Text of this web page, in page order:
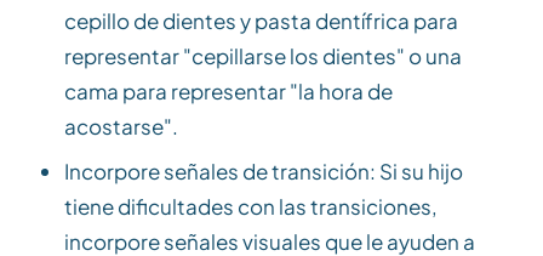
cepillo de dientes y pasta dentífrica para
representar "cepillarse los dientes" o una
cama para representar "la hora de
acostarse".
Incorpore señales de transición: Si su hijo
tiene dificultades con las transiciones,
incorpore señales visuales que le ayuden a